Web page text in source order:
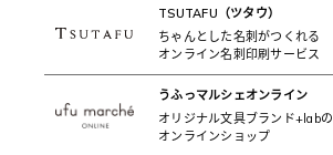
TSUTAFU（ツタウ）
ちゃんとした名刺がつくれる
オンライン名刺印刷サービス
うふっマルシェオンライン
オリジナル文具ブランド+labの
オンラインショップ